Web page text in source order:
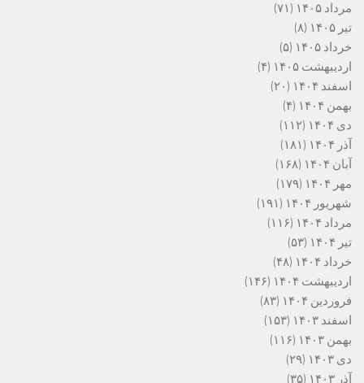
مرداد ۱۴۰۵
(۷۱)
تیر ۱۴۰۵
(۸)
خرداد ۱۴۰۵
(۵)
اردیبهشت ۱۴۰۵
(۴)
اسفند ۱۴۰۴
(۲۰)
بهمن ۱۴۰۴
(۴)
دی ۱۴۰۴
(۱۱۲)
آذر ۱۴۰۴
(۱۸۱)
آبان ۱۴۰۴
(۱۶۸)
مهر ۱۴۰۴
(۱۷۹)
شهریور ۱۴۰۴
(۱۹۱)
مرداد ۱۴۰۴
(۱۱۶)
تیر ۱۴۰۴
(۵۳)
خرداد ۱۴۰۴
(۴۸)
اردیبهشت ۱۴۰۴
(۱۴۶)
فروردین ۱۴۰۴
(۸۳)
اسفند ۱۴۰۳
(۱۵۳)
بهمن ۱۴۰۳
(۱۱۶)
دی ۱۴۰۳
(۲۹)
آذر ۱۴۰۳
(۳۵)